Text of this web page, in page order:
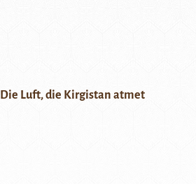
Die Luft, die Kirgistan atmet